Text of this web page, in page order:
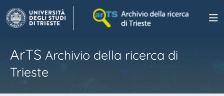
ArTS Archivio della ricerca di
Trieste